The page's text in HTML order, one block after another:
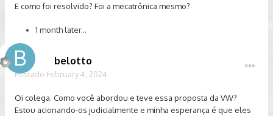
E como foi resolvido? Foi a mecatrônica mesmo?
1 month later...
belotto
Postado February 4, 2024
Oi colega. Como você abordou e teve essa proposta da VW?
Estou acionando-os judicialmente e minha esperança é que eles